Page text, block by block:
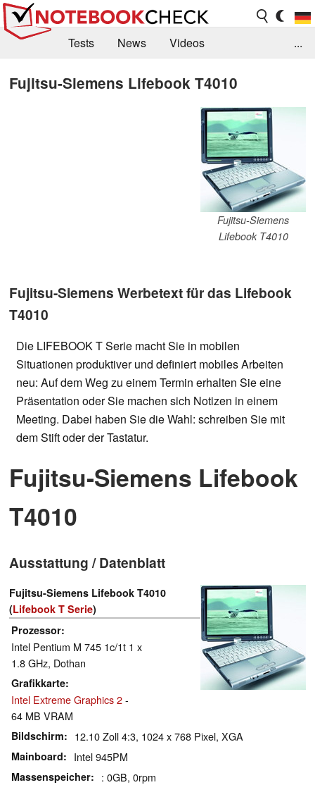
Tests News
Videos
Jobs
...
Fujitsu-Siemens Lifebook T4010
Fujitsu-Siemens
Lifebook T4010
Fujitsu-Siemens Werbetext für das Lifebook
T4010
Die LIFEBOOK T Serie macht Sie in mobilen
Situationen produktiver und definiert mobiles Arbeiten
neu: Auf dem Weg zu einem Termin erhalten Sie eine
Präsentation oder Sie machen sich Notizen in einem
Meeting. Dabei haben Sie die Wahl: schreiben Sie mit
dem Stift oder der Tastatur.
Fujitsu-Siemens Lifebook
T4010
Ausstattung / Datenblatt
Fujitsu-Siemens Lifebook T4010
(Lifebook T Serie)
Prozessor
Intel Pentium M 745 1c/1t 1 x
1.8 GHz, Dothan
Grafikkarte
Intel Extreme Graphics 2-
64 MB VRAM
Bildschirm 12.10 Zoll 4:3, 1024 x 768 Pixel, XGA
Mainboard Intel 945PM
Massenspeicher : 0GB, 0rpm